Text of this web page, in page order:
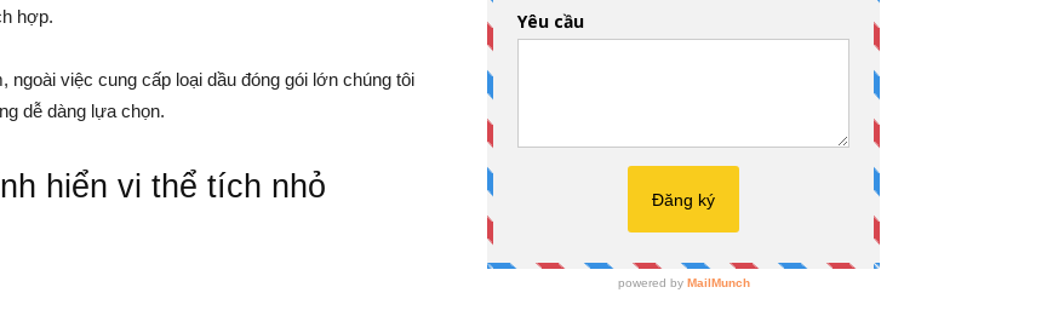
hợp.
việc cung cấp loại dầu đóng gói lớn chúng tôi
dễ dàng lựa chọn.
hiển vi thể tích nhỏ